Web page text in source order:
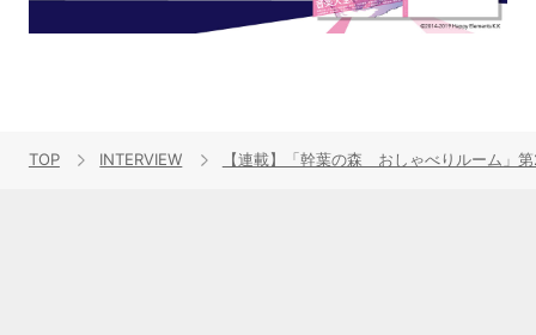
TOP INTERVIEW 【連載】「幹葉の森 おしゃべりルーム」